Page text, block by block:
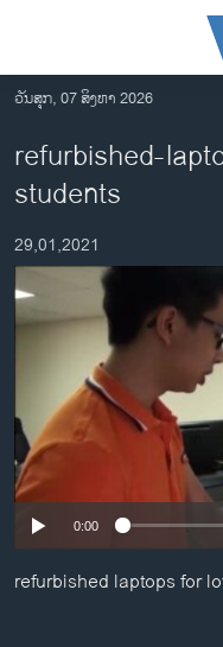
ເຂົ້າ
ຂ້າມ
ຂ້າມ
ໄປ
ຫາ
ຊອກ
ຄົ້ນ
ລາວ
ອາເມຣິກາ
ການເລືອກຕັ້ງ ປະທານາທີບໍດີ
ຂ່າວ​ຈີນ
ໂລກ
ອິດສະຫຼະພາບດ້ານການຂ່າວ
ຊີວິດຊາວລາວ
ຊຸມຊົນຊາວລາວ
ວິທະຍາສາດ-ເທັກໂນໂລຈີ
ທຸລະກິດ
ວັນສຸກ, 07 ສິງຫາ 2026
refurbished-
students
29,01,2021
No media
0:00
refurbished laptops for